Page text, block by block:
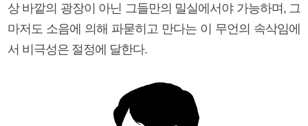
상 바깥의 광장이 아닌 그들만의 밀실에서야 가능하며, 그
마저도 소음에 의해 파묻히고 만다는 이 무언의 속삭임에
서 비극성은 절정에 달한다.